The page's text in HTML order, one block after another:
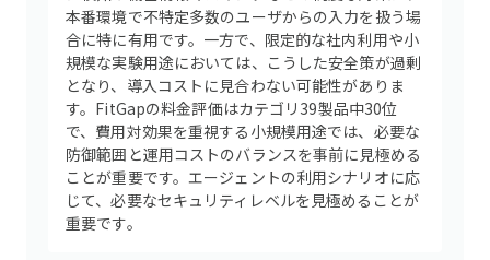
本番環境で不特定多数のユーザからの入力を扱う場
合に特に有用です。一方で、限定的な社内利用や小
規模な実験用途においては、こうした安全策が過剰
となり、導入コストに見合わない可能性がありま
す。FitGapの料金評価はカテゴリ39製品中30位
で、費用対効果を重視する小規模用途では、必要な
防御範囲と運用コストのバランスを事前に見極める
ことが重要です。エージェントの利用シナリオに応
じて、必要なセキュリティレベルを見極めることが
重要です。